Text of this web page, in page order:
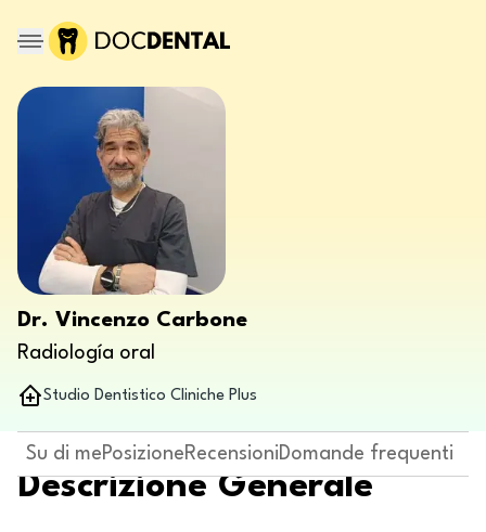
Dr. Vincenzo Carbone
Radiología oral
Studio Dentistico Cliniche Plus
Su di mePosizioneRecensioniDomande frequenti
Descrizione Generale